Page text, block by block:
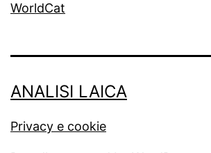
WorldCat
ANALISI LAICA
Privacy e cookie